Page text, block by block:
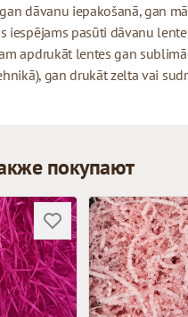
dāvanu iepakošanā, gan
iespējams pasūti dāvanu
apdrukāt lentes gan
gan drukāt zelta vai
покупают